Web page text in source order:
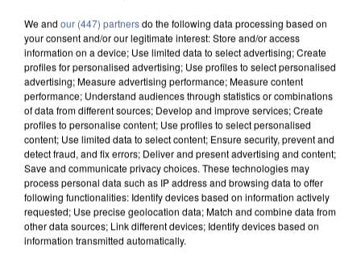
INCENDIES : L’ÎLE-DE-FRANCE LANCE UN ÉLAN
DE SOLIDARITÉ AVEC LES...
We and our (447) partnersdo the following data processing based on
your consent and/or our legitimate interest: Store and/or access
information on a device; Use limited data to select advertising; Create
profiles for personalised advertising; Use profiles to select personalised
advertising; Measure advertising performance; Measure content
performance; Understand audiences through statistics or combinations
of data from different sources; Develop and improve services; Create
profiles to personalise content; Use profiles to select personalised
content; Use limited data to select content; Ensure security, prevent and
detect fraud, and fix errors; Deliver and present advertising and content;
Save and communicate privacy choices. These technologies may
process personal data such as IP address and browsing data to offer
following functionalities: Identify devices based on information actively
requested; Use precise geolocation data; Match and combine data from
other data sources; Link different devices; Identify devices based on
information transmitted automatically.